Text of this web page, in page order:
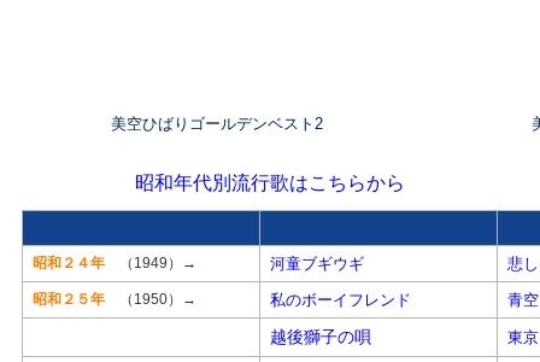
美空ひばりゴールデンベスト2
昭和年代別流行歌はこちらから
昭和２４年 （1949） → 河童ブギウギ 悲
昭和２５年 （1950）→ 私のボーイフレンド 青
越後獅子の唄 東